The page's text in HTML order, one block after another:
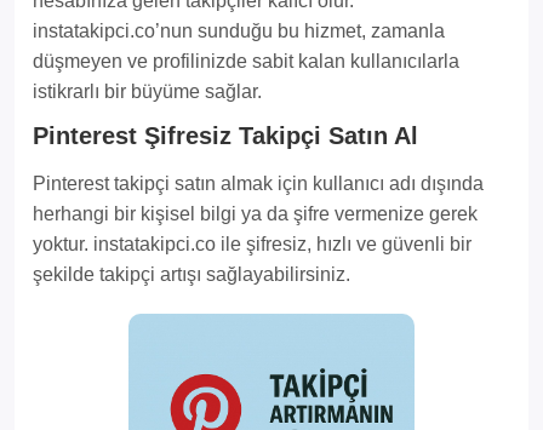
instatakipci.co’nun sunduğu bu hizmet, zamanla
düşmeyen ve profilinizde sabit kalan kullanıcılarla
istikrarlı bir büyüme sağlar.
Pinterest Şifresiz Takipçi Satın Al
Pinterest takipçi satın almak için kullanıcı adı dışında
herhangi bir kişisel bilgi ya da şifre vermenize gerek
yoktur. instatakipci.co ile şifresiz, hızlı ve güvenli bir
şekilde takipçi artışı sağlayabilirsiniz.